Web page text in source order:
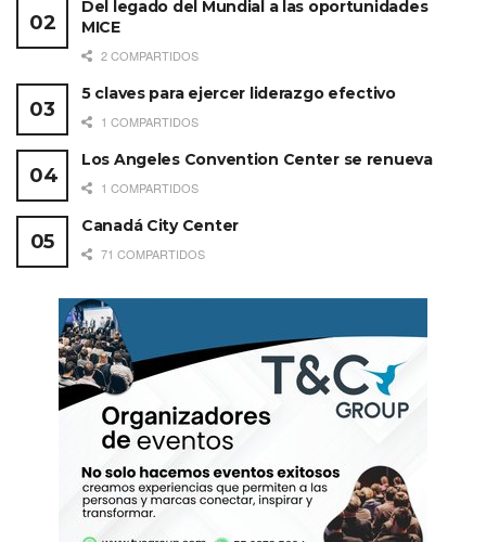
Del legado del Mundial a las oportunidades
MICE
2 COMPARTIDOS
5 claves para ejercer liderazgo efectivo
1 COMPARTIDOS
Los Angeles Convention Center se renueva
1 COMPARTIDOS
Canadá City Center
71 COMPARTIDOS